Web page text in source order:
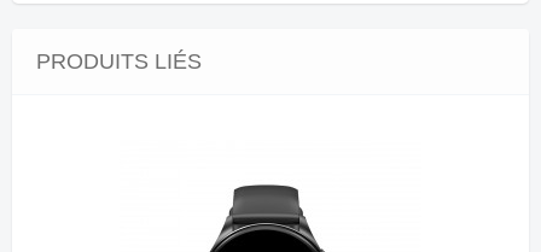
PRODUITS LIÉS